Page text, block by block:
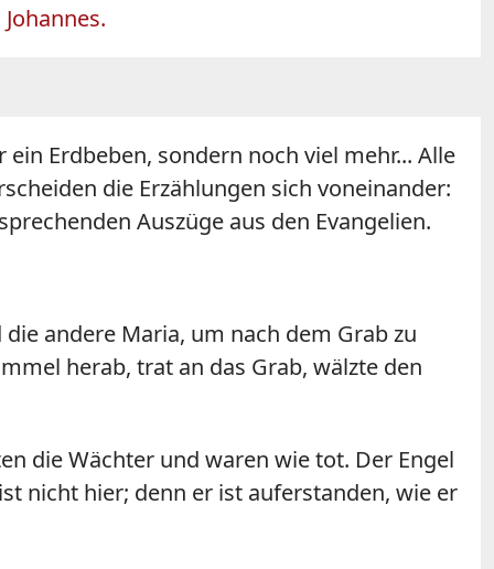
Erdbeben, sondern noch viel mehr... Alle
die Erzählungen sich voneinander:
Auszüge aus den Evangelien.
andere Maria, um nach dem Grab zu
herab, trat an das Grab, wälzte den
die Wächter und waren wie tot. Der Engel
nicht hier; denn er ist auferstanden, wie er